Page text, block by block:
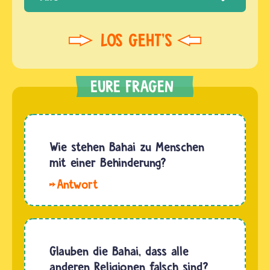
Wie stehen Bahai zu Menschen
mit einer Behinderung?
Vorstellungen
bedeutet
eine
Glauben die Bahai, dass alle
anderen Religionen falsch sind?